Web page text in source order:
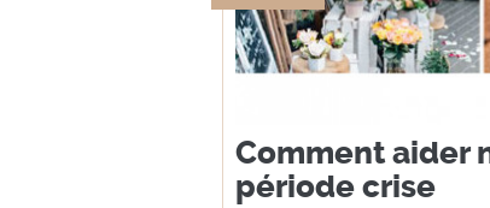
Comment aider
période crise